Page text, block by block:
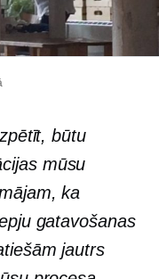
būtu
mūsu
ka
gatavošanas
jautrs